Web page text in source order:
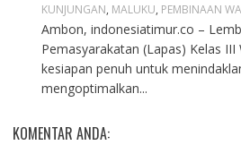
KUNJUNGAN, MALUKU, PEMBINAAN
Ambon, indonesiatimur.co –
Pemasyarakatan (Lapas) Kelas
kesiapan penuh untuk
mengoptimalkan...
KOMENTAR ANDA: